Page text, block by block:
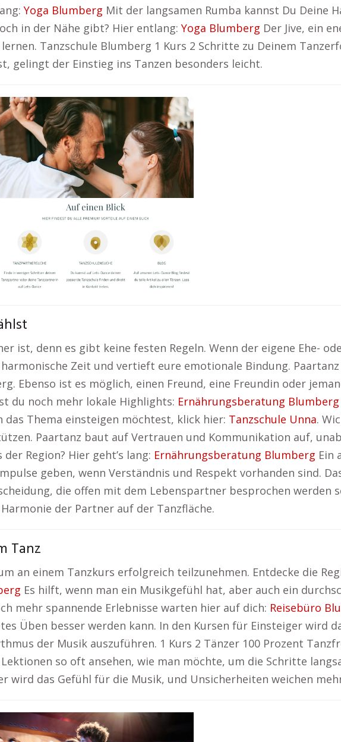
Yoga Blumberg Mit der langsamen Rumba kannst Du Deine
in der Nähe gibt? Hier entlang: Yoga Blumberg Der Jive, ein
Tanzschule Blumberg 1 Kurs 2 Schritte zu Deinem
gelingt der Einstieg ins Tanzen besonders leicht.
ist, denn es gibt keine festen Regeln. Wenn der eigene Ehe-
Zeit und vertieft eure emotionale Bindung. Paartanz
Ebenso ist es möglich, einen Freund, eine Freundin oder
du noch mehr lokale Highlights: Ernährungsberatung Blumberg
Thema einsteigen möchtest, klick hier: Tanzschule Unna.
Paartanz baut auf Vertrauen und Kommunikation auf,
Region? Hier geht’s lang: Ernährungsberatung Blumberg Ein
geben, wenn Verständnis und Respekt vorhanden sind.
die offen mit dem Lebenspartner besprochen werden
der Partner auf der Tanzfläche.
Tanz
an einem Tanzkurs erfolgreich teilzunehmen. Entdecke die
Es hilft, wenn man ein Musikgefühl hat, aber auch ein
mehr spannende Erlebnisse warten hier auf dich: Reisebüro
Üben besser werden kann. In den Kursen für Einsteiger wird
der Musik auszuführen. 1 Kurs 2 Tänzer 100 Prozent
so oft ansehen, wie man möchte, um die Schritte
wird das Gefühl für die Musik, und Unsicherheiten weichen